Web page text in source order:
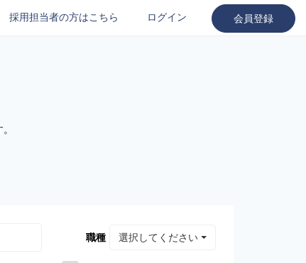
採用担当者の方はこちら ログイン 会員登録
職種 選択してください